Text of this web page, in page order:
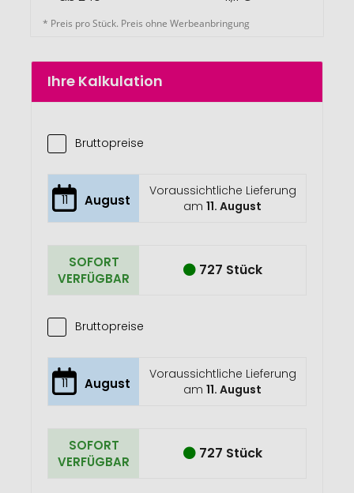
* Preis pro Stück. Preis ohne Werbeanbringung
Ihre Kalkulation
Bruttopreise
11 August
Voraussichtliche Lieferung
am11. August
SOFORT
VERFÜGBAR
727 Stück
Bruttopreise
11 August
Voraussichtliche Lieferung
am11. August
SOFORT
VERFÜGBAR
727 Stück